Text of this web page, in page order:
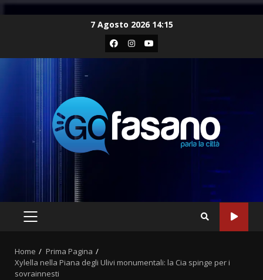
7 Agosto 2026 14:15
Facebook
Instagram
Youtube
PRIMARY
Home
Prima Pagina
Xylella nella Piana degli Ulivi monumentali: la Cia spinge per i
sovrainnesti